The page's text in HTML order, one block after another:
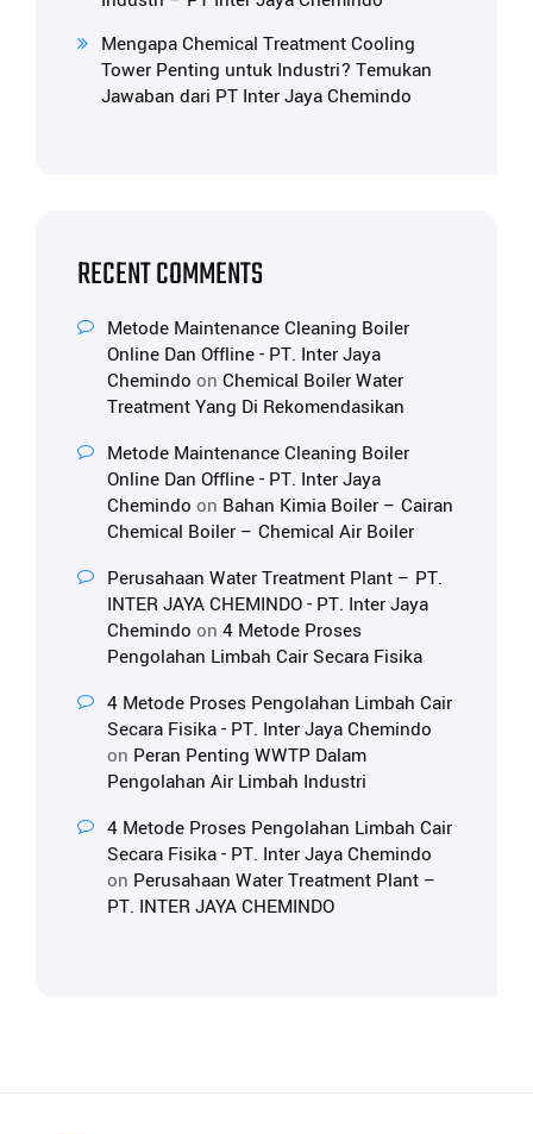
Mengapa Chemical Treatment Cooling
Tower Penting untuk Industri? Temukan
Jawaban dari PT Inter Jaya Chemindo
RECENT COMMENTS
Metode Maintenance Cleaning Boiler
Online Dan Offline - PT. Inter Jaya
Chemindo on Chemical Boiler Water
Treatment Yang Di Rekomendasikan
Metode Maintenance Cleaning Boiler
Online Dan Offline - PT. Inter Jaya
Chemindo on Bahan Kimia Boiler – Cairan
Chemical Boiler – Chemical Air Boiler
Perusahaan Water Treatment Plant – PT.
INTER JAYA CHEMINDO - PT. Inter Jaya
Chemindo on 4 Metode Proses
Pengolahan Limbah Cair Secara Fisika
4 Metode Proses Pengolahan Limbah Cair
Secara Fisika - PT. Inter Jaya Chemindo
on Peran Penting WWTP Dalam
Pengolahan Air Limbah Industri
4 Metode Proses Pengolahan Limbah Cair
Secara Fisika - PT. Inter Jaya Chemindo
on Perusahaan Water Treatment Plant –
PT. INTER JAYA CHEMINDO